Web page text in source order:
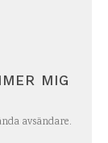
MIG
avsändare.